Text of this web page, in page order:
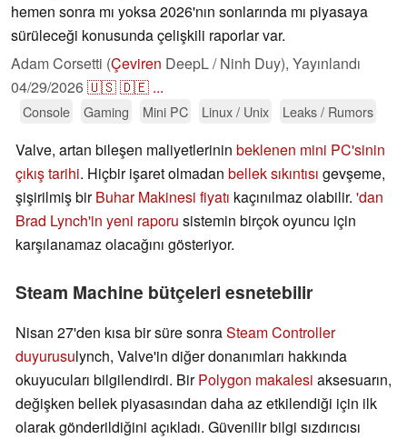
hemen sonra mı yoksa 2026'nın sonlarında mı piyasaya
sürüleceği konusunda çelişkili raporlar var.
Adam Corsetti (Çeviren DeepL / Ninh Duy), Yayınlandı
04/29/2026🇺🇸🇩🇪 ...
Console Gaming Mini PC Linux / Unix Leaks / Rumors
Valve, artan bileşen maliyetlerinin beklenen mini PC'sinin
çıkış tarihi. Hiçbir işaret olmadan bellek sıkıntısı gevşeme,
şişirilmiş birBuhar Makinesi fiyatı kaçınılmaz olabilir. 'dan
Brad Lynch'in yeni raporu sistemin birçok oyuncu için
karşılanamaz olacağını gösteriyor.
Steam Machine bütçeleri esnetebilir
Nisan 27'den kısa bir süre sonraSteam Controller
duyurusulynch, Valve'in diğer donanımları hakkında
okuyucuları bilgilendirdi. BirPolygon makalesi aksesuarın,
değişken bellek piyasasından daha az etkilendiği için ilk
olarak gönderildiğini açıkladı. Güvenilir bilgi sızdırıcısı